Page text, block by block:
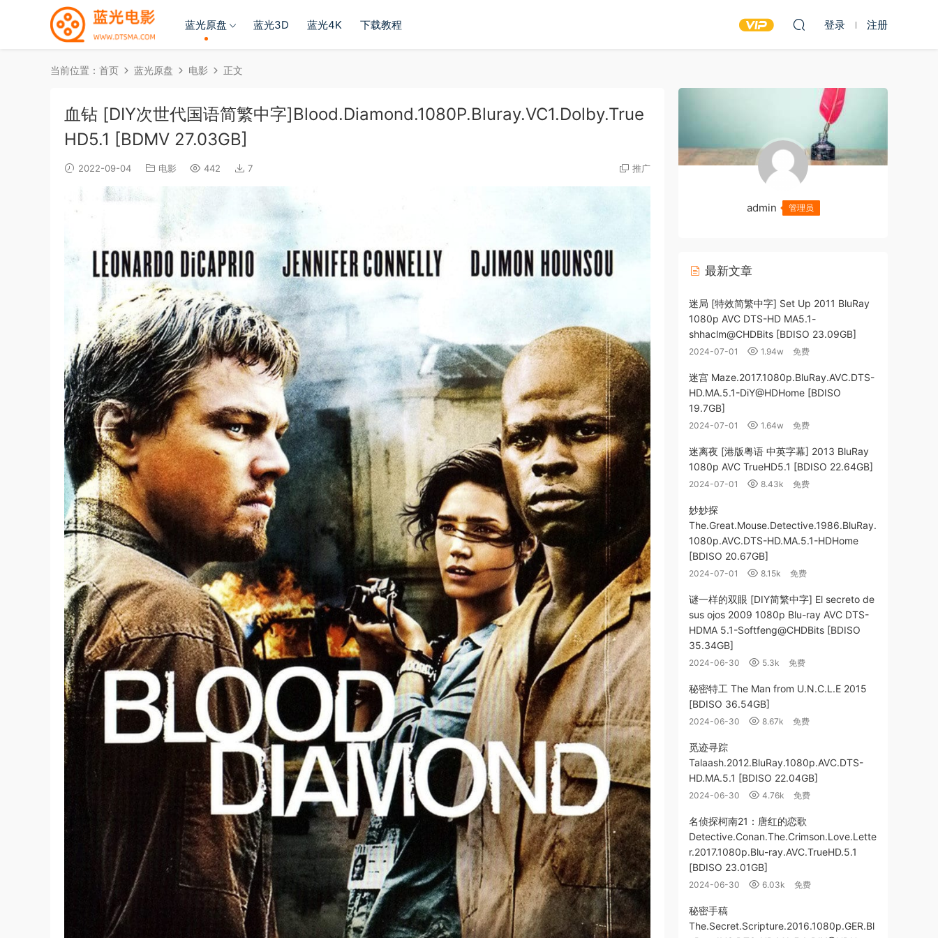
蓝光原盘 蓝光3D 蓝光4K 下载教程 登录 注册
当前位置： 首页 蓝光原盘 电影 正文
血钻 [DIY次世代国语简繁中字]Blood.Diamond.1080P.Bluray.VC1.Dolby.True
HD5.1 [BDMV 27.03GB]
2022-09-04 电影 442 7 推广
admin 管理员
最新文章
迷局 [特效简繁中字] Set Up 2011 BluRay
1080p AVC DTS-HD MA5.1-
shhaclm@CHDBits [BDISO 23.09GB]
2024-07-01 1.94w 免费
迷宫 Maze.2017.1080p.BluRay.AVC.DTS-
HD.MA.5.1-DiY@HDHome [BDISO
19.7GB]
2024-07-01 1.64w 免费
迷离夜 [港版粤语 中英字幕] 2013 BluRay
1080p AVC TrueHD5.1 [BDISO 22.64GB]
2024-07-01 8.43k 免费
妙妙探
The.Great.Mouse.Detective.1986.BluRay.
1080p.AVC.DTS-HD.MA.5.1-HDHome
[BDISO 20.67GB]
2024-07-01 8.15k 免费
谜一样的双眼 [DIY简繁中字] El secreto de
sus ojos 2009 1080p Blu-ray AVC DTS-
HDMA 5.1-Softfeng@CHDBits [BDISO
35.34GB]
2024-06-30 5.3k 免费
秘密特工 The Man from U.N.C.L.E 2015
[BDISO 36.54GB]
2024-06-30 8.67k 免费
觅迹寻踪
Talaash.2012.BluRay.1080p.AVC.DTS-
HD.MA.5.1 [BDISO 22.04GB]
2024-06-30 4.76k 免费
名侦探柯南21：唐红的恋歌
Detective.Conan.The.Crimson.Love.Lette
r.2017.1080p.Blu-ray.AVC.TrueHD.5.1
[BDISO 23.01GB]
2024-06-30 6.03k 免费
秘密手稿
The.Secret.Scripture.2016.1080p.GER.Bl